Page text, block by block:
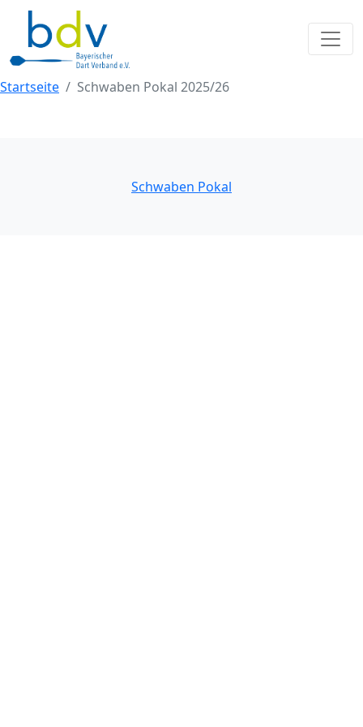
Startseite Schwaben Pokal 2025/26
Schwaben Pokal